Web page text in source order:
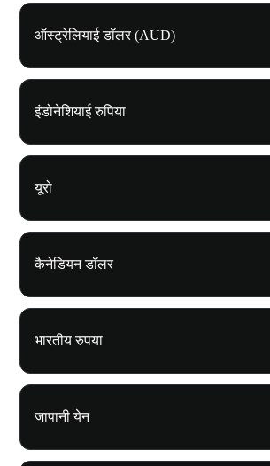
ऑस्ट्रेलियाई डॉलर (AUD)
इंडोनेशियाई रुपिया
यूरो
कैनेडियन डॉलर
भारतीय रुपया
जापानी येन